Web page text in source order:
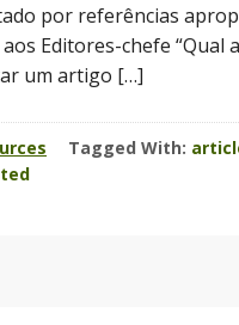
por referências
Editores-chefe “Qual
um artigo […]
Tagged With: